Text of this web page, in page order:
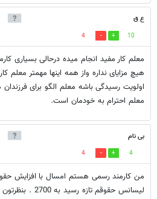
ع ق
10
4
معلم کار مفید انجام میده درحالی بسیاری
هیچ مزایای نداره واز همه اینها مهمتر
اولویت رسیدگی باشه معلم الگو برای
معلم احترام به خودمان است.
بی نام
4
4
لیسانس حقوقم تازه رسید به 2700 . بنظرتون زیاده؟